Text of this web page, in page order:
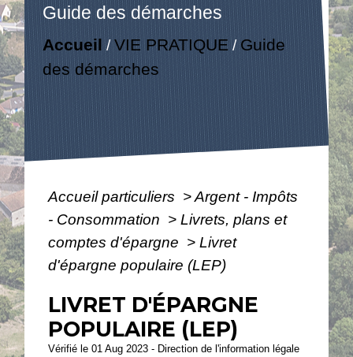
Guide des démarches
Accueil /VIE PRATIQUE / Guide
des démarches
Accueil particuliers >Argent - Impôts
- Consommation > Livrets, plans et
comptes d'épargne > Livret
d'épargne populaire (LEP)
LIVRET D'ÉPARGNE
POPULAIRE (LEP)
Vérifié le 01 Aug 2023 - Direction de l'information légale